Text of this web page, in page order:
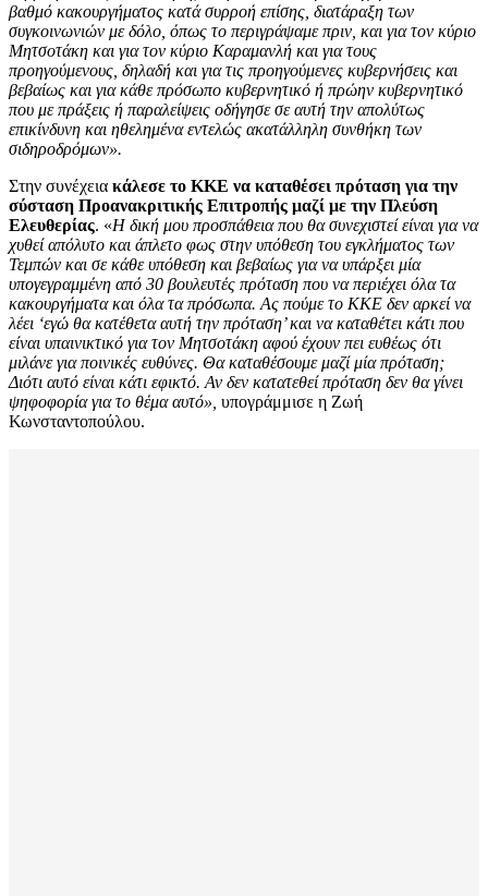
βαθμό κακουργήματος κατά συρροή επίσης, διατάραξη των
συγκοινωνιών με δόλο, όπως το περιγράψαμε πριν, και για τον κύριο
Μητσοτάκη και για τον κύριο Καραμανλή και για τους
προηγούμενους, δηλαδή και για τις προηγούμενες κυβερνήσεις και
βεβαίως και για κάθε πρόσωπο κυβερνητικό ή πρώην κυβερνητικό
που με πράξεις ή παραλείψεις οδήγησε σε αυτή την απολύτως
επικίνδυνη και ηθελημένα εντελώς ακατάλληλη συνθήκη των
σιδηροδρόμων».
Στην συνέχεια κάλεσε το ΚΚΕ να καταθέσει πρόταση για την
σύσταση Προανακριτικής Επιτροπής μαζί με την Πλεύση
Ελευθερίας. «Η δική μου προσπάθεια που θα συνεχιστεί είναι για να
χυθεί απόλυτο και άπλετο φως στην υπόθεση του εγκλήματος των
Τεμπών και σε κάθε υπόθεση και βεβαίως για να υπάρξει μία
υπογεγραμμένη από 30 βουλευτές πρόταση που να περιέχει όλα τα
κακουργήματα και όλα τα πρόσωπα. Ας πούμε το ΚΚΕ δεν αρκεί να
λέει ‘εγώ θα κατέθετα αυτή την πρόταση’ και να καταθέτει κάτι που
είναι υπαινικτικό για τον Μητσοτάκη αφού έχουν πει ευθέως ότι
μιλάνε για ποινικές ευθύνες. Θα καταθέσουμε μαζί μία πρόταση;
Διότι αυτό είναι κάτι εφικτό. Αν δεν κατατεθεί πρόταση δεν θα γίνει
ψηφοφορία για το θέμα αυτό», υπογράμμισε η Ζωή
Κωνσταντοπούλου.